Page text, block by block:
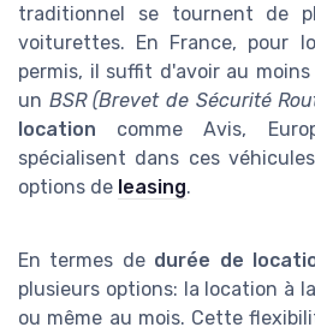
traditionnel se tournent de
voiturettes. En France, pour
permis, il suffit d'avoir au
un BSR (Brevet de Sécurité
location comme Avis,
spécialisent dans ces
options de leasing.
En termes de durée de
plusieurs options: la location à
ou même au mois. Cette